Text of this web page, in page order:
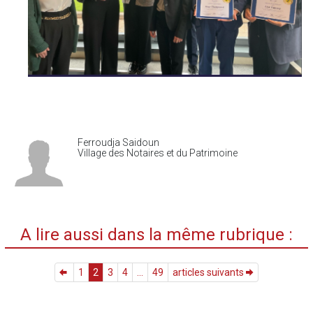
Ferroudja Saidoun
Village des Notaires et du Patrimoine
A lire aussi dans la même rubrique :
1 2 3 4 49 articles suivants